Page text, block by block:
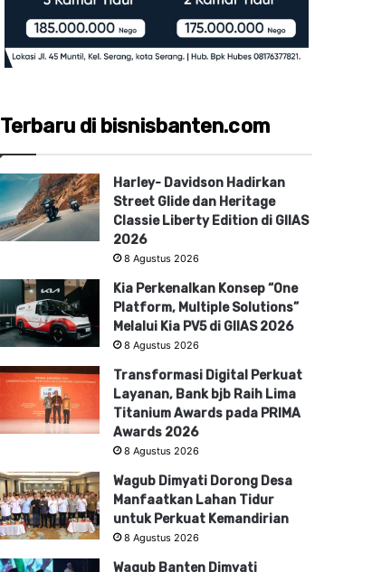
Terbaru di bisnisbanten.com
Harley- Davidson Hadirkan
Street Glide dan Heritage
Classie Liberty Edition di GIIAS
2026
8 Agustus 2026
Kia Perkenalkan Konsep “One
Platform, Multiple Solutions”
Melalui Kia PV5 di GIIAS 2026
8 Agustus 2026
Transformasi Digital Perkuat
Layanan, Bank bjb Raih Lima
Titanium Awards pada PRIMA
Awards 2026
8 Agustus 2026
Wagub Dimyati Dorong Desa
Manfaatkan Lahan Tidur
untuk Perkuat Kemandirian
8 Agustus 2026
Wagub Banten Dimyati